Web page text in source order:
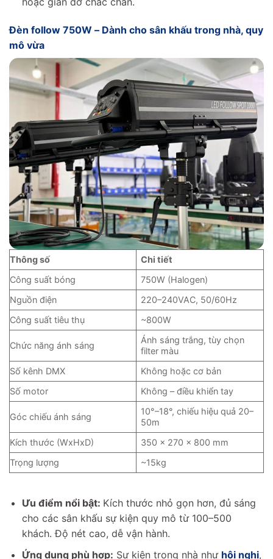
Đèn follow 750W – Dành cho sân khấu trong nhà, quy
mô vừa
Thông số
Chi tiết
Công suất bóng
750W (Halogen)
Nguồn điện
220–240VAC, 50/60Hz
Công suất tiêu thụ
~800W
Chức năng ánh sáng
Ánh sáng trắng, tùy chọn
filter màu
Số kênh DMX
Không hoặc cơ bản
Số motor
Không – điều khiển tay
Góc chiếu ánh sáng
10°–18°, chiếu hiệu quả 20–
50m
Kích thước (WxHxD)
350 x 270 x 800 mm
Trọng lượng
~15kg
Ưu điểm nổi bật: Kích thước nhỏ gọn hơn, đủ sáng
cho các sân khấu sự kiện quy mô từ 100–500
khách. Độ nét cao, dễ vận hành.
Ứng dụng phù hợp: Sự kiện trong nhà như hội nghị,